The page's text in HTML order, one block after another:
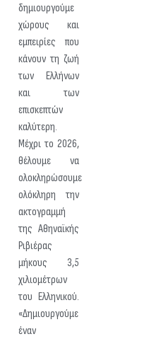
δημιουργούμε
χώρους και
εμπειρίες που
κάνουν τη ζωή
των Ελλήνων
και των
επισκεπτών
καλύτερη.
Μέχρι το 2026,
θέλουμε να
ολοκληρώσουμε
ολόκληρη την
ακτογραμμή
της Αθηναϊκής
Ριβιέρας
μήκους 3,5
χιλιομέτρων
του Ελληνικού.
«Δημιουργούμε
έναν